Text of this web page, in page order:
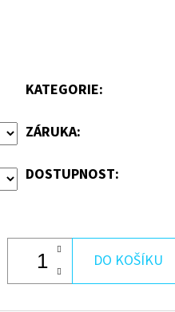
KATEGORIE:
ZÁRUKA:
DOSTUPNOST:
DO KOŠÍKU